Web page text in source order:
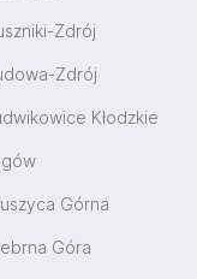
Zdrój
Zdrój
Kłodzkie
Górna
Góra